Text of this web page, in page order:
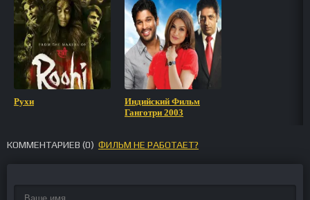
Рухи
Индийский Фильм
Ганготри 2003
КОММЕНТАРИЕВ (0) ФИЛЬМ НЕ РАБОТАЕТ?